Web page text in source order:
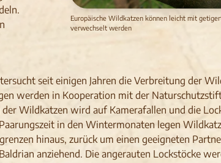
Europäische Wildkatzen können leicht mit
verwechselt werden
seit einigen Jahren die Verbreitung der
werden in Kooperation mit der
Wildkatzen wird auf Kamerafallen und die
in den Wintermonaten legen
hinaus, zurück um einen geeigneten
anziehend. Die angerauten Lockstöcke